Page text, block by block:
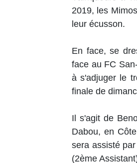
2019, les
leur écusson.
En face, se
face au FC
à s'adjuger le
finale de
Il s'agit de
Dabou, en
sera assisté
(2ème